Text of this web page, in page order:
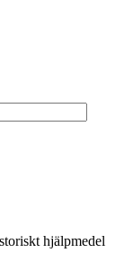
hjälpmedel